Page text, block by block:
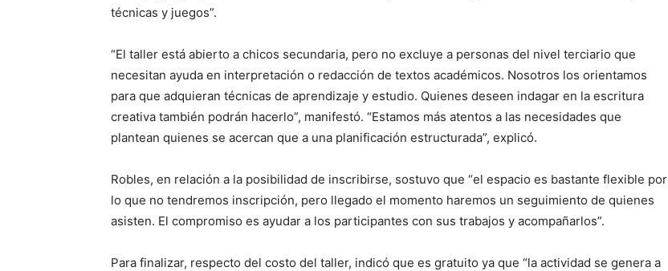
técnicas y juegos”.
“El taller está abierto a chicos secundaria, pero no excluye a personas del nivel terciario que
necesitan ayuda en interpretación o redacción de textos académicos. Nosotros los orientamos
para que adquieran técnicas de aprendizaje y estudio. Quienes deseen indagar en la escritura
creativa también podrán hacerlo”, manifestó. “Estamos más atentos a las necesidades que
plantean quienes se acercan que a una planificación estructurada”, explicó.
Robles, en relación a la posibilidad de inscribirse, sostuvo que “el espacio es bastante flexible por
lo que no tendremos inscripción, pero llegado el momento haremos un seguimiento de quienes
asisten. El compromiso es ayudar a los participantes con sus trabajos y acompañarlos”.
Para finalizar, respecto del costo del taller, indicó que es gratuito ya que “la actividad se genera a